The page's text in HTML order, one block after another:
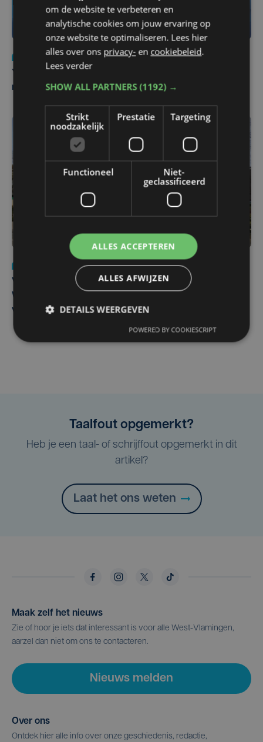
Nieuws
do 6 augustus | 21:30
Yaro (19), slachtoffer van vechtpartij, is na
maandenlange coma overleden
wo 5 augustus | 11:57
Vier Oostendse gynaecologen versterken dienst in AZ
West, dat ook een nieuwe voltijdse gynaecoloog
verwelkomt
Taalfout opgemerkt?
Heb je een taal- of schrijffout opgemerkt in dit
artikel?
Laat het ons weten
Maak zelf het nieuws
Zie of hoor je iets dat interessant is voor alle West-Vlamingen,
aarzel dan niet om ons te contacteren.
Nieuws melden
Over ons
Ontdek hier alle info over onze geschiedenis, redactie,
om de website te verbeteren en
analytische cookies om jouw ervaring op
onze website te optimaliseren. Lees hier
alles over ons privacy- en cookiebeleid.
Lees verder
SHOW ALL PARTNERS(1192) →
Strikt
noodzakelijk
Prestatie Targeting
Functioneel
Niet-
geclassificeerd
ALLES ACCEPTEREN
ALLES AFWIJZEN
DETAILS WEERGEVEN
POWERED BY COOKIESCRIPT